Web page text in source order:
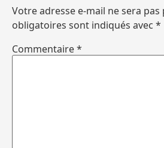
Votre adresse e-mail ne sera pas
obligatoires sont indiqués avec *
Commentaire*